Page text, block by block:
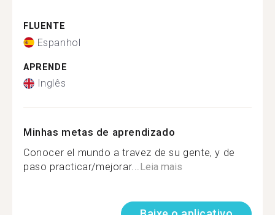
FLUENTE
Espanhol
APRENDE
Inglês
Minhas metas de aprendizado
Conocer el mundo a travez de su gente, y de
paso practicar/mejorar...Leia mais